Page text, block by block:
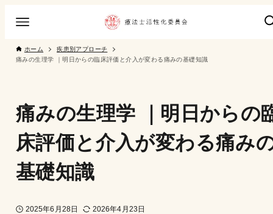
ホーム
疾患別アプローチ
痛みの生理学 ｜明日からの臨床評価と介入が変わる痛みの基礎知識
痛みの生理学 ｜明日からの
床評価と介入が変わる痛み
基礎知識
2025年6月28日
2026年4月23日